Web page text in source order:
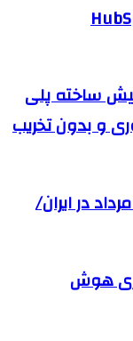
ساخته پلی
و بدون تخریب
در ایران/
هوش